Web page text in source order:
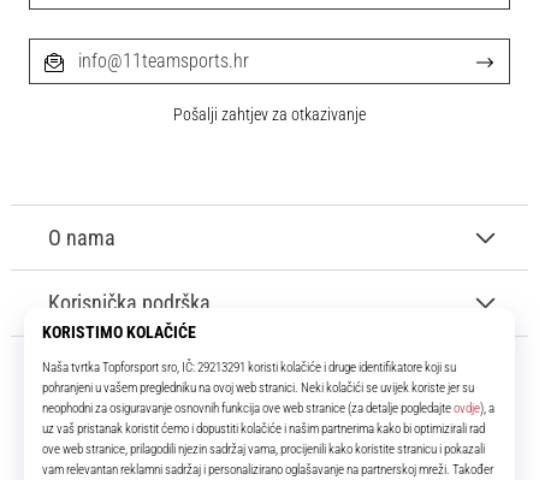
11teamsports.hr
Tvoj smo pouzdani suigrač već više od 16 godina! Cijelo to vrijeme
donosimo ti najbolje i najnovije proizvode iz svijeta nogometa.
O nama
Korisnička podrška
info@11teamsports.hr
Pošalji zahtjev za otkazivanje